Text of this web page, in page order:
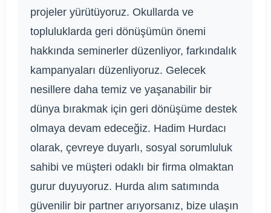
projeler yürütüyoruz. Okullarda ve
topluluklarda geri dönüşümün önemi
hakkında seminerler düzenliyor, farkındalık
kampanyaları düzenliyoruz. Gelecek
nesillere daha temiz ve yaşanabilir bir
dünya bırakmak için geri dönüşüme destek
olmaya devam edeceğiz. Hadim Hurdacı
olarak, çevreye duyarlı, sosyal sorumluluk
sahibi ve müşteri odaklı bir firma olmaktan
gurur duyuyoruz. Hurda alım satımında
güvenilir bir partner arıyorsanız, bize ulaşın